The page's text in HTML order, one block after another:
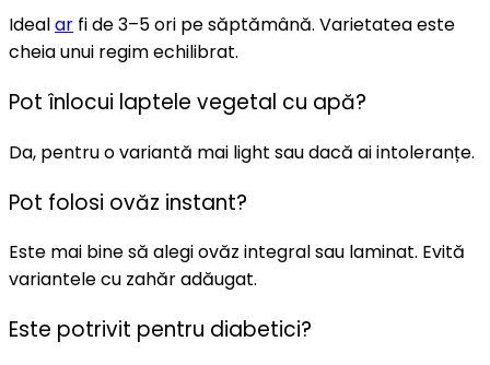
Idealar fi de 3–5 ori pe săptămână. Varietatea este
cheia unui regim echilibrat.
Pot înlocui laptele vegetal cu apă?
Da, pentru o variantă mai light sau dacă ai intoleranțe.
Pot folosi ovăz instant?
Este mai bine să alegi ovăz integral sau laminat. Evită
variantele cu zahăr adăugat.
Este potrivit pentru diabetici?